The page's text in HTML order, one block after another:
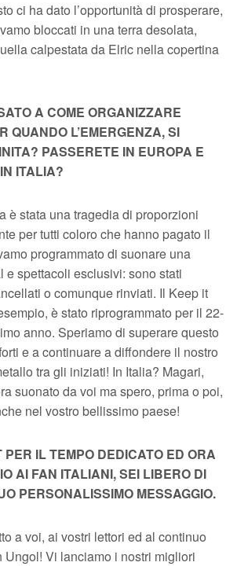
ci ha dato l’opportunità di prosperare,
bloccati in una terra desolata,
calpestata da Elric nella copertina
A COME ORGANIZZARE
QUANDO L’EMERGENZA, SI
PASSERETE IN EUROPA E
ITALIA?
è stata una tragedia di proporzioni
per tutti coloro che hanno pagato il
programmato di suonare una
e spettacoli esclusivi: sono stati
o comunque rinviati. Il Keep it
è stato riprogrammato per il 22-
anno. Speriamo di superare questo
e a continuare a diffondere il nostro
tra gli iniziati! In Italia? Magari,
suonato da voi ma spero, prima o poi,
nel vostro bellissimo paese!
IL TEMPO DEDICATO ED ORA
AI FAN ITALIANI, SEI LIBERO DI
PERSONALISSIMO MESSAGGIO.
a voi, ai vostri lettori ed al continuo
Ungol! Vi lanciamo i nostri migliori